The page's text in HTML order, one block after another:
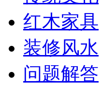
红木家具
装修风水
问题解答